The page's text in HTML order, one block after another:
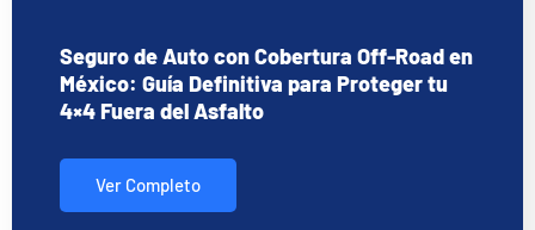
Seguro de Auto con Cobertura Off-Road en
México: Guía Definitiva para Proteger tu
4×4 Fuera del Asfalto
Ver Completo